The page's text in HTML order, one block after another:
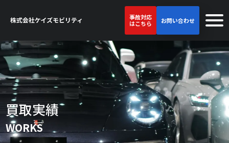
事故対応
はこちら
お問い合わせ
買取実績
WORKS